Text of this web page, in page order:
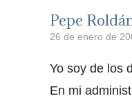
Pepe
26 de enero de
Yo soy de los
En mi